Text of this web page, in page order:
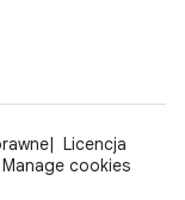
Licencja
Manage cookies